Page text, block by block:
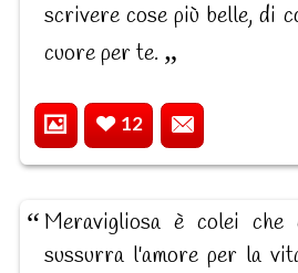
scrivere cose più belle, di
cuore per te.
12
Meravigliosa è colei che
sussurra l'amore per la